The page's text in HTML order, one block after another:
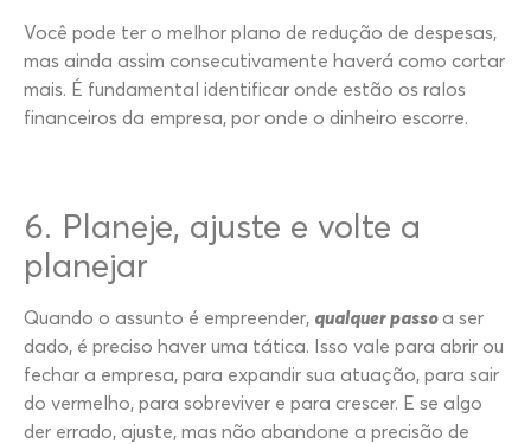
Você pode ter o melhor plano de redução de despesas,
mas ainda assim consecutivamente haverá como cortar
mais. É fundamental identificar onde estão os ralos
financeiros da empresa, por onde o dinheiro escorre.
6. Planeje, ajuste e volte a
planejar
Quando o assunto é empreender, qualquer passoa ser
dado, é preciso haver uma tática. Isso vale para abrir ou
fechar a empresa, para expandir sua atuação, para sair
do vermelho, para sobreviver e para crescer. E se algo
der errado, ajuste, mas não abandone a precisão de